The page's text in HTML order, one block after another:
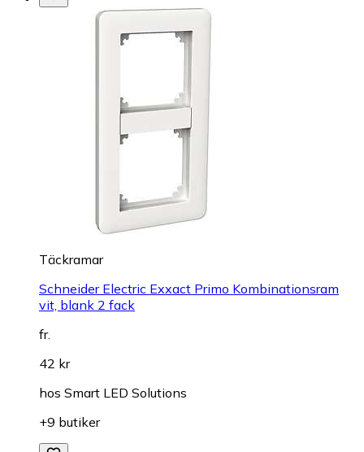
Täckramar
Schneider Electric Exxact Primo Kombinationsram
vit, blank 2 fack
fr.
42 kr
hos Smart LED Solutions
+9 butiker